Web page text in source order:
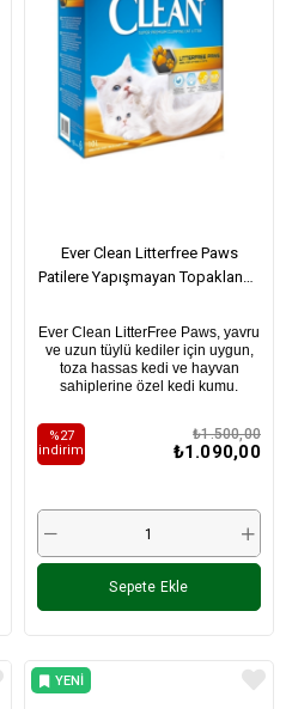
Ever Clean Litterfree Paws
Patilere Yapışmayan Topaklanan
Ever Clean LitterFree Paws, yavru
ve uzun tüylü kediler için uygun,
toza hassas kedi ve hayvan
sahiplerine özel kedi kumu.
₺1.090,00
₺1.500,00
%27
i̇ndirim
Sepete Ekle
YENI